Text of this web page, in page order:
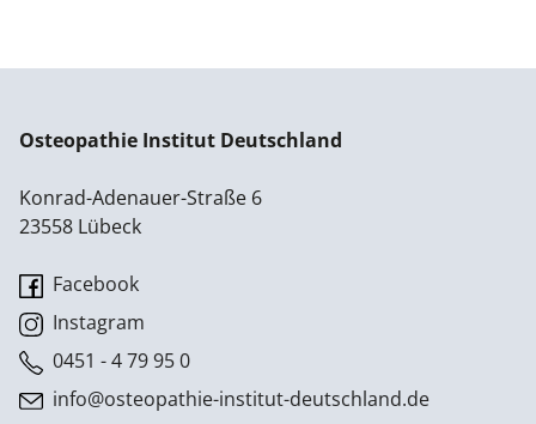
Osteopathie Institut Deutschland
Konrad-Adenauer-Straße 6
23558 Lübeck
Facebook
Instagram
0451 - 4 79 95 0
info@osteopathie-institut-deutschland.de